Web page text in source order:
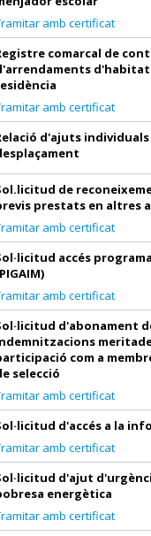
amb certificat
comarcal de
amb certificat
d'ajuts
de
prestats en altres
amb certificat
accés
amb certificat
d'abonament
com a
selecció
amb certificat
d'accés a la
amb certificat
d'ajut
energètica
amb certificat